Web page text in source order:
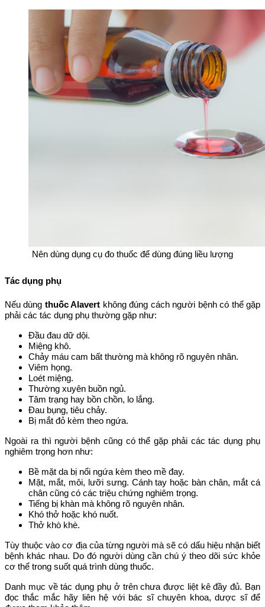
Nên dùng dụng cụ đo thuốc để dùng đúng liều lượng
Tác dụng phụ
Nếu dùng thuốc Alavert không đúng cách người bệnh có thể gặp
phải các tác dụng phụ thường gặp như:
Đầu đau dữ dội.
Miệng khô.
Chảy máu cam bất thường mà không rõ nguyên nhân.
Viêm họng.
Loét miệng.
Thường xuyên buồn ngủ.
Tâm trạng hay bồn chồn, lo lắng.
Đau bụng, tiêu chảy.
Bị mắt đỏ kèm theo ngứa.
Ngoài ra thì người bệnh cũng có thể gặp phải các tác dụng phụ
nghiêm trọng hơn như:
Bề mặt da bị nổi ngứa kèm theo mề đay.
Mặt, mắt, môi, lưỡi sưng. Cánh tay hoặc bàn chân, mắt cá
chân cũng có các triệu chứng nghiêm trọng.
Tiếng bị khàn mà không rõ nguyên nhân.
Khó thở hoặc khó nuốt.
Thở khò khè.
Tùy thuộc vào cơ địa của từng người mà sẽ có dấu hiệu nhận biết
bệnh khác nhau. Do đó người dùng cần chú ý theo dõi sức khỏe
cơ thể trong suốt quá trình dùng thuốc.
Danh mục về tác dụng phụ ở trên chưa được liệt kê đầy đủ. Bạn
đọc thắc mắc hãy liên hệ với bác sĩ chuyên khoa, dược sĩ để